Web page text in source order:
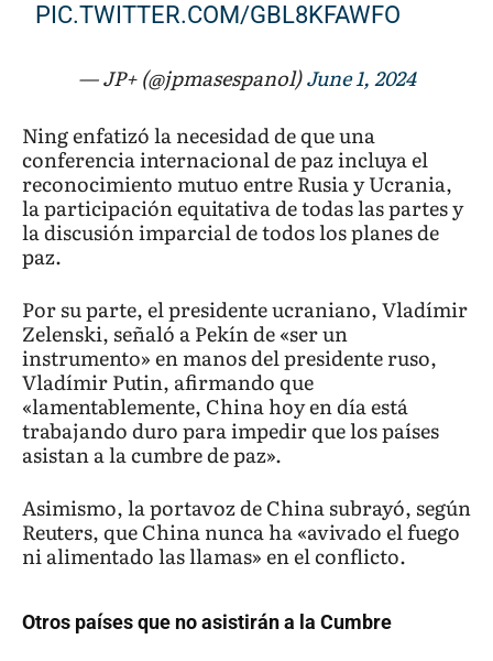
PIC.TWITTER.COM/GBL8KFAWFO
— JP+ (@jpmasespanol)June 1, 2024
Ning enfatizó la necesidad de que una
conferencia internacional de paz incluya el
reconocimiento mutuo entre Rusia y Ucrania,
la participación equitativa de todas las partes y
la discusión imparcial de todos los planes de
paz.
Por su parte, el presidente ucraniano, Vladímir
Zelenski, señaló a Pekín de «ser un
instrumento» en manos del presidente ruso,
Vladímir Putin, afirmando que
«lamentablemente, China hoy en día está
trabajando duro para impedir que los países
asistan a la cumbre de paz».
Asimismo, la portavoz de China subrayó, según
Reuters, que China nunca ha «avivado el fuego
ni alimentado las llamas» en el conflicto.
Otros países que no asistirán a la Cumbre